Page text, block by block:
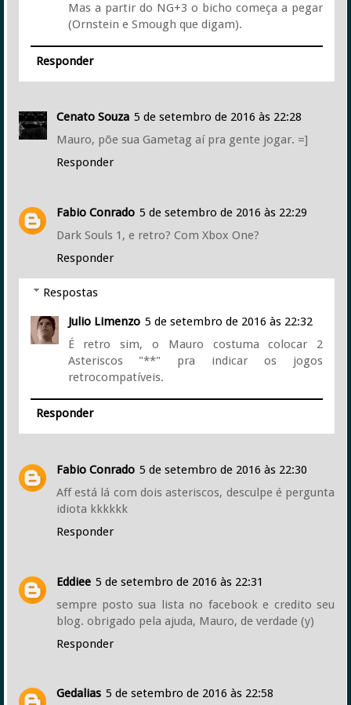
Mas a partir do NG+3 o bicho começa a pegar
(Ornstein e Smough que digam).
Responder
Cenato Souza 5 de setembro de 2016 às 22:28
Mauro, põe sua Gametag aí pra gente jogar. =]
Responder
Fabio Conrado 5 de setembro de 2016 às 22:29
Dark Souls 1, e retro? Com Xbox One?
Responder
Respostas
Julio Limenzo 5 de setembro de 2016 às 22:32
É retro sim, o Mauro costuma colocar 2
Asteriscos "**" pra indicar os jogos
retrocompatíveis.
Responder
Fabio Conrado 5 de setembro de 2016 às 22:30
Aff está lá com dois asteriscos, desculpe é pergunta
idiota kkkkkk
Responder
Eddiee 5 de setembro de 2016 às 22:31
sempre posto sua lista no facebook e credito seu
blog. obrigado pela ajuda, Mauro, de verdade (y)
Responder
Gedalias 5 de setembro de 2016 às 22:58